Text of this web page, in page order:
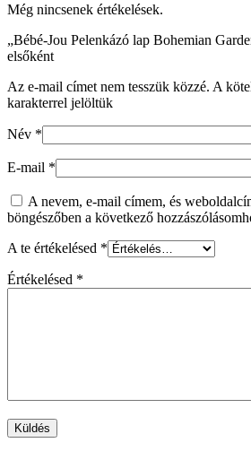
Még nincsenek értékelések.
„Bébé-Jou Pelenkázó lap Bohemian
elsőként
Az e-mail címet nem tesszük közzé. A
karakterrel jelöltük
Név *
E-mail *
A nevem, e-mail címem, és
böngészőben a következő
A te értékelésed *
Értékelésed *